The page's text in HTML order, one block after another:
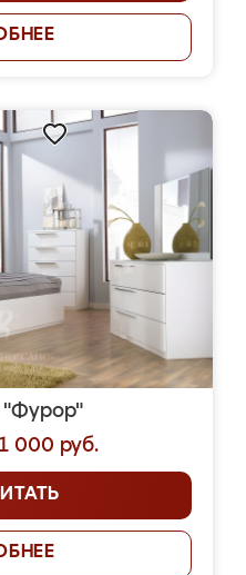
"Фурор"
000 руб.